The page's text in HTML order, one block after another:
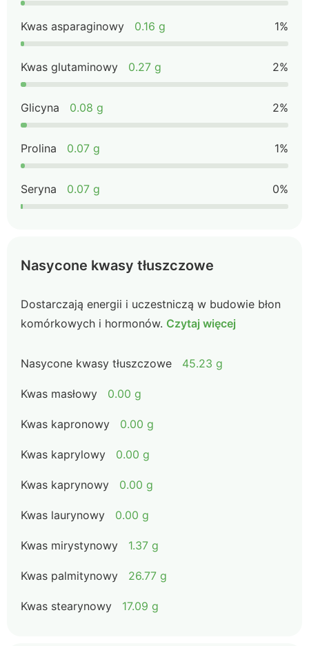
Kwas asparaginowy 0.16 g 1%
Kwas glutaminowy 0.27 g 2%
Glicyna 0.08 g 2%
Prolina 0.07 g 1%
Seryna 0.07 g 0%
Nasycone kwasy tłuszczowe
Dostarczają energii i uczestniczą w budowie błon
komórkowych i hormonów. Czytaj więcej
Nasycone kwasy tłuszczowe 45.23 g
Kwas masłowy 0.00 g
Kwas kapronowy 0.00 g
Kwas kaprylowy 0.00 g
Kwas kaprynowy 0.00 g
Kwas laurynowy 0.00 g
Kwas mirystynowy 1.37 g
Kwas palmitynowy 26.77 g
Kwas stearynowy 17.09 g